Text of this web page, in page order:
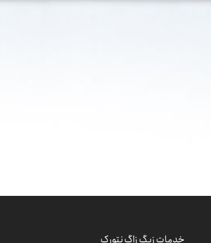
خدمات زیگ زاگ نتورک